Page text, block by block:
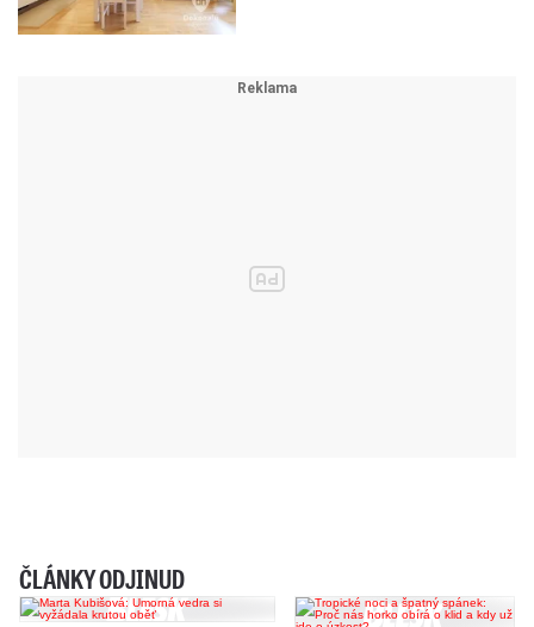
ČLÁNKY ODJINUD